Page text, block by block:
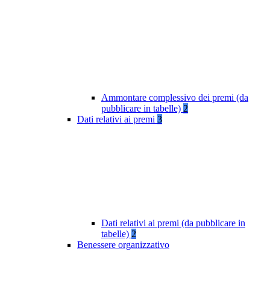
Ammontare complessivo dei premi (da
pubblicare in tabelle) 2
Dati relativi ai premi 3
Dati relativi ai premi (da pubblicare in
tabelle) 2
Benessere organizzativo